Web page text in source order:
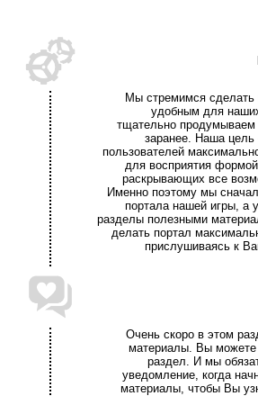
Мы стремимся сделать
удобным для
тщательно продумываем
заранее. Наша цель
пользователей
для восприятия
раскрывающих все
Именно поэтому мы
портала нашей игры, а
разделы полезными
делать портал
прислушиваясь к
Очень скоро в этом
материалы. Вы можете
раздел. И мы
уведомление, когда
материалы, чтобы Вы